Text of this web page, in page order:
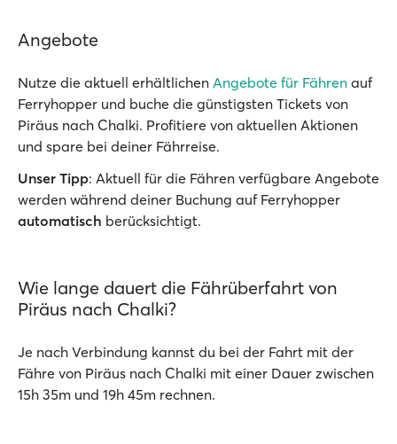
Angebote
Nutze die aktuell erhältlichen Angebote für Fähren auf
Ferryhopper und buche die günstigsten Tickets von
Piräus nach Chalki. Profitiere von aktuellen Aktionen
und spare bei deiner Fährreise.
Unser Tipp: Aktuell für die Fähren verfügbare Angebote
werden während deiner Buchung auf Ferryhopper
automatisch berücksichtigt.
Wie lange dauert die Fährüberfahrt von
Piräus nach Chalki?
Je nach Verbindung kannst du bei der Fahrt mit der
Fähre von Piräus nach Chalki mit einer Dauer zwischen
15h 35m und 19h 45m rechnen.